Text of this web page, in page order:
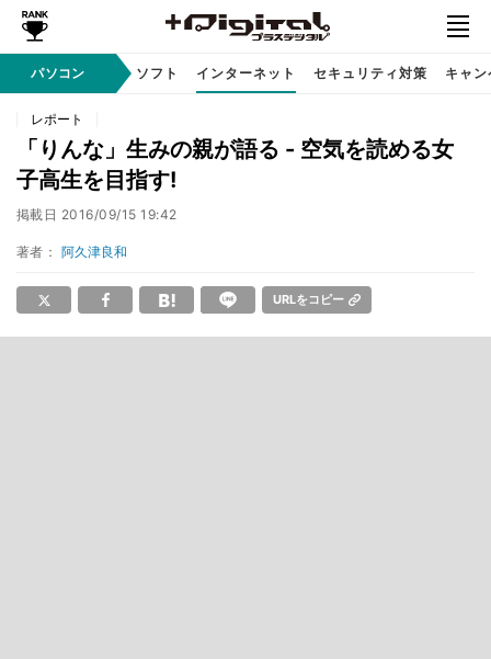
パソコン
AI PC 周辺機器 ソフト インターネット セキュリティ対策 キャ
レポート
「りんな」生みの親が語る - 空気を読める女
子高生を目指す!
掲載日 2016/09/15 19:42
著者： 阿久津良和
URLをコピー